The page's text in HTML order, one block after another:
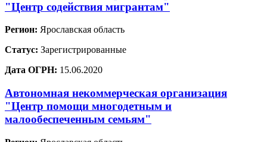
"Центр содействия мигрантам"
Регион: Ярославская область
Статус: Зарегистрированные
Дата ОГРН: 15.06.2020
Автономная некоммерческая организация
"Центр помощи многодетным и
малообеспеченным семьям"